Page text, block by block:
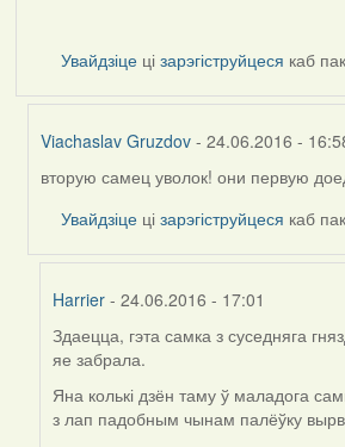
Увайдзіце цізарэгіструйцеся каб
Viachaslav Gruzdov - 24.06.2016 -
In
reply
by
вторую самец уволок! они первую
Увайдзіце цізарэгіструйцеся каб
Harrier - 24.06.2016 - 17:01
In
reply
to
by
Здаецца, гэта самка з суседняга
яе забрала.
Яна колькі дзён таму ў маладога
з лап падобным чынам палёўку